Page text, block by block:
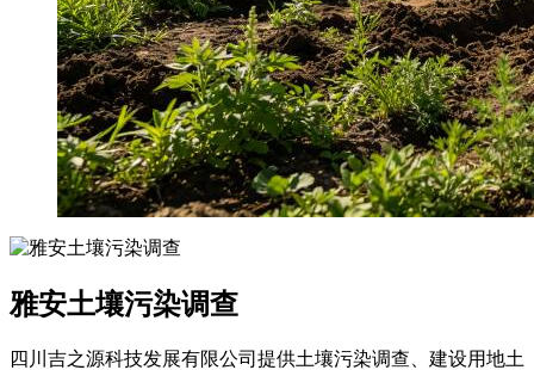
雅安土壤污染调查
四川吉之源科技发展有限公司提供土壤污染调查、建设用地土